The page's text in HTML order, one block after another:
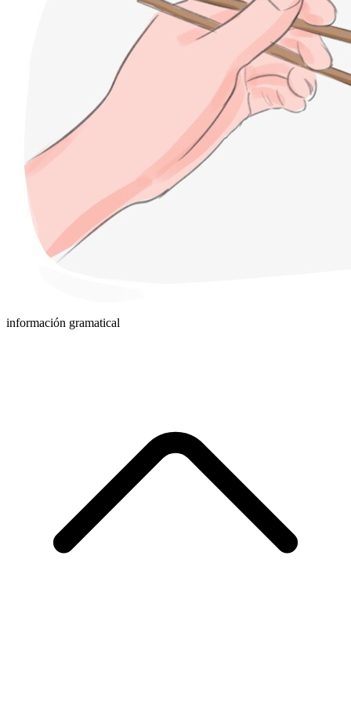
información gramatical